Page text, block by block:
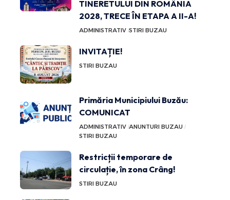
TINERETULUI DIN ROMÂNIA
2028, TRECE ÎN ETAPA A II-A!
ADMINISTRATIV STIRI BUZAU
INVITAȚIE!
STIRI BUZAU
Primăria Municipiului Buzău:
COMUNICAT
ADMINISTRATIV ANUNTURI BUZAU
STIRI BUZAU
Restricții temporare de
circulație, în zona Crâng!
STIRI BUZAU